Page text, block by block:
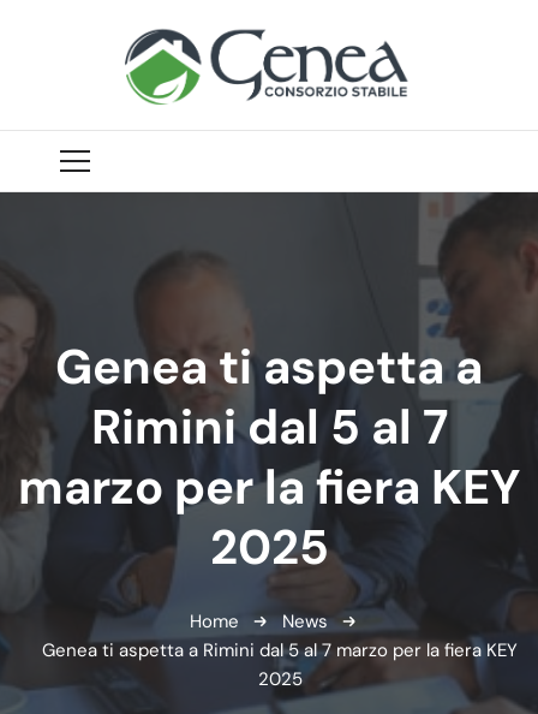
Genea ti aspetta a
Rimini dal 5 al 7
marzo per la fiera KEY
2025
Home
News
Genea ti aspetta a Rimini dal 5 al 7 marzo per la fiera KEY
2025